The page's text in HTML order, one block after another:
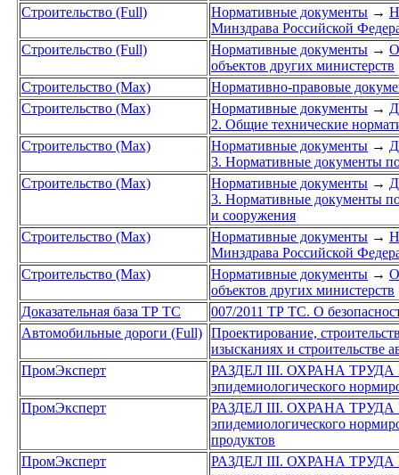
Строительство (Full)
Нормативные документы →
Минздрава Российской
Строительство (Full)
Нормативные документы →
объектов других министерств
Строительство (Max)
Нормативно-правовые
Строительство (Max)
Нормативные документы →
2. Общие технические
Строительство (Max)
Нормативные документы →
3. Нормативные документы по
Строительство (Max)
Нормативные документы →
3. Нормативные документы по
и сооружения
Строительство (Max)
Нормативные документы →
Минздрава Российской
Строительство (Max)
Нормативные документы →
объектов других министерств
Доказательная база ТР ТС
007/2011 ТР ТС. О
Автомобильные дороги (Full) Проектирование,
изысканиях и строительстве
ПромЭксперт
РАЗДЕЛ III. ОХРАНА
эпидемиологического
ПромЭксперт
РАЗДЕЛ III. ОХРАНА
эпидемиологического
продуктов
ПромЭксперт
РАЗДЕЛ III. ОХРАНА